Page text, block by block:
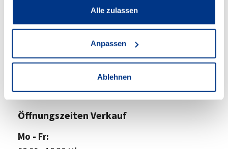
Alle zulassen
Anpassen
Ablehnen
Cappenberger Straße 25
44534 Lünen
Öffnungszeiten Verkauf
Mo - Fr: